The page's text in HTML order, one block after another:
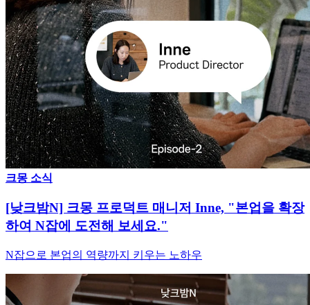
크몽 소식
[낮크밤N] 크몽 프로덕트 매니저 Inne, "본업을 확장
하여 N잡에 도전해 보세요."
N잡으로 본업의 역량까지 키우는 노하우